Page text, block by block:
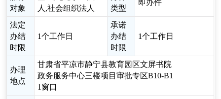
对象
人,社会组织法人
类型
即办件
法定
办结
时限
1个工作日
承诺
办结
时限
1个工作日
办理
地点
甘肃省平凉市静宁县教育园区文屏书院
政务服务中心三楼项目审批专区B10-B1
1窗口